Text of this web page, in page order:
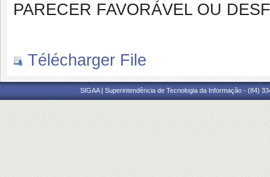
PARECER FAVORÁVEL OU
Télécharger File
SIGAA | Superintendência de Tecnologia da Informação - (84)